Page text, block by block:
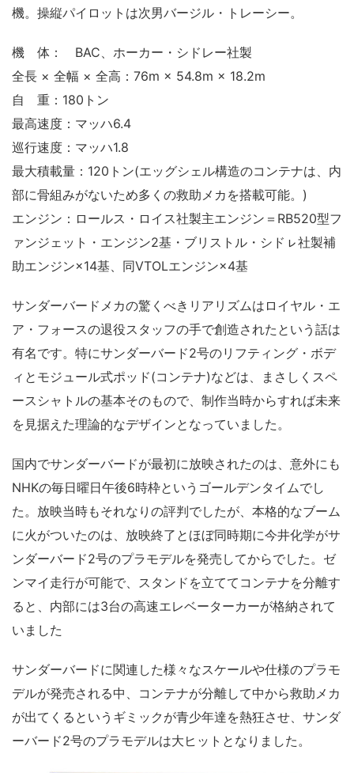
機。操縦パイロットは次男バージル・トレーシー。
機 体： BAC、ホーカー・シドレー社製
全長 × 全幅 × 全高：76m × 54.8m × 18.2m
自 重：180トン
最高速度：マッハ6.4
巡行速度：マッハ1.8
最大積載量：120トン(エッグシェル構造のコンテナは、内
部に骨組みがないため多くの救助メカを搭載可能。)
エンジン：ロールス・ロイス社製主エンジン＝RB520型フ
ァンジェット・エンジン2基・ブリストル・シドㇾ社製補
助エンジン×14基、同VTOLエンジン×4基
サンダーバードメカの驚くべきリアリズムはロイヤル・エ
ア・フォースの退役スタッフの手で創造されたという話は
有名です。特にサンダーバード2号のリフティング・ボデ
ィとモジュール式ポッド(コンテナ)などは、まさしくスペ
ースシャトルの基本そのもので、制作当時からすれば未来
を見据えた理論的なデザインとなっていました。
国内でサンダーバードが最初に放映されたのは、意外にも
NHKの毎日曜日午後6時枠というゴールデンタイムでし
た。放映当時もそれなりの評判でしたが、本格的なブーム
に火がついたのは、放映終了とほぼ同時期に今井化学がサ
ンダーバード2号のプラモデルを発売してからでした。ゼ
ンマイ走行が可能で、スタンドを立ててコンテナを分離す
ると、内部には3台の高速エレベーターカーが格納されて
いました
サンダーバードに関連した様々なスケールや仕様のプラモ
デルが発売される中、コンテナが分離して中から救助メカ
が出てくるというギミックが青少年達を熱狂させ、サンダ
ーバード2号のプラモデルは大ヒットとなりました。